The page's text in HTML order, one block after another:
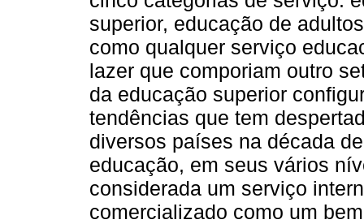
superior, educação de
como qualquer serviço
lazer que comporiam outro
da educação superior
tendências que tem
diversos países na década
educação, em seus vários
considerada um serviço
comercializado como um